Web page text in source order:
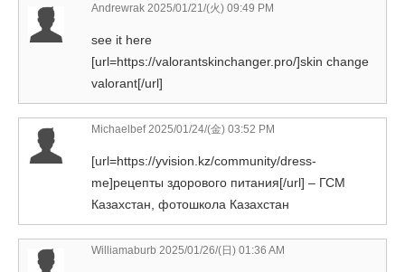
Andrewrak 2025/01/21/(火) 09:49 PM
see it here
[url=https://valorantskinchanger.pro/]skin change
valorant[/url]
Michaelbef2025/01/24/(金) 03:52 PM
[url=https://yvision.kz/community/dress-
me]рецепты здорового питания[/url] – ГСМ
Казахстан, фотошкола Казахстан
Williamaburb 2025/01/26/(日) 01:36 AM